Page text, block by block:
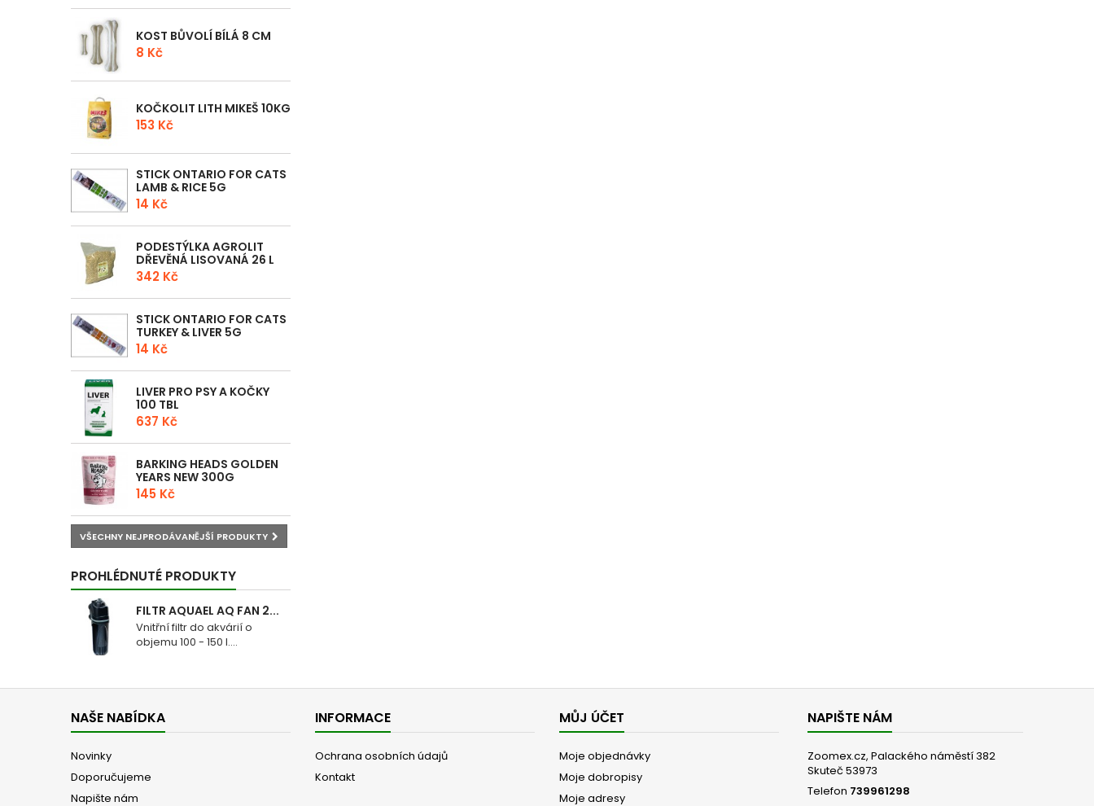
KOST BŮVOLÍ BÍLÁ 8 CM
8 Kč
KOČKOLIT LITH MIKEŠ 10KG
153 Kč
STICK ONTARIO FOR CATS
LAMB & RICE 5G
14 Kč
PODESTÝLKA AGROLIT
DŘEVĚNÁ LISOVANÁ 26 L
342 Kč
STICK ONTARIO FOR CATS
TURKEY & LIVER 5G
14 Kč
LIVER PRO PSY A KOČKY
100 TBL
637 Kč
BARKING HEADS GOLDEN
YEARS NEW 300G
145 Kč
VŠECHNY NEJPRODÁVANĚJŠÍ PRODUKTY
PROHLÉDNUTÉ PRODUKTY
FILTR AQUAEL AQ FAN 2...
Vnitřní filtr do akvárií o
objemu 100 - 150 l....
NAŠE NABÍDKA
Novinky
Doporučujeme
Napište nám
INFORMACE
Ochrana osobních údajů
Kontakt
MŮJ ÚČET
Moje objednávky
Moje dobropisy
Moje adresy
NAPIŠTE NÁM
Zoomex.cz, Palackého náměstí 382
Skuteč 53973
Telefon 739961298